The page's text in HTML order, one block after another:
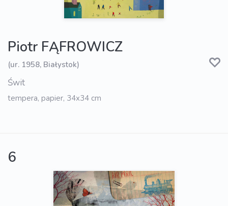
Piotr FĄFROWICZ
(ur. 1958, Białystok)
Świt
tempera, papier, 34x34 cm
6